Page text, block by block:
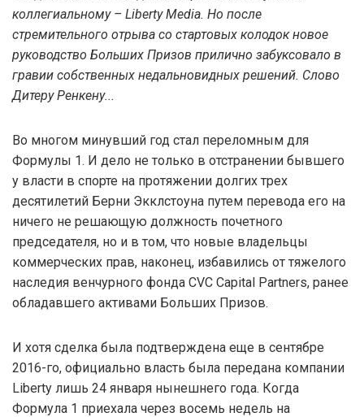
коллегиальному – Liberty Media. Но после
стремительного отрыва со стартовых колодок новое
руководство Больших Призов прилично забуксовало в
гравии собственных недальновидных решений. Слово
Дитеру Ренкену...
Во многом минувший год стал переломным для
Формулы 1. И дело не только в отстранении бывшего
у власти в спорте на протяжении долгих трех
десятилетий Берни Экклстоуна путем перевода его на
ничего не решающую должность почетного
председателя, но и в том, что новые владельцы
коммерческих прав, наконец, избавились от тяжелого
наследия венчурного фонда CVC Capital Partners, ранее
обладавшего активами Больших Призов.
И хотя сделка была подтверждена еще в сентябре
2016-го, официально власть была передана компании
Liberty лишь 24 января нынешнего года. Когда
Формула 1 приехала через восемь недель на